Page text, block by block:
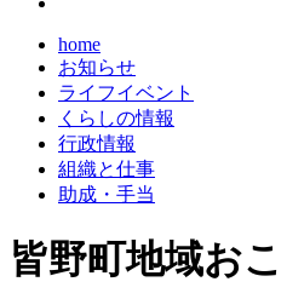
home
お知らせ
ライフイベント
くらしの情報
行政情報
組織と仕事
助成・手当
皆野町地域お